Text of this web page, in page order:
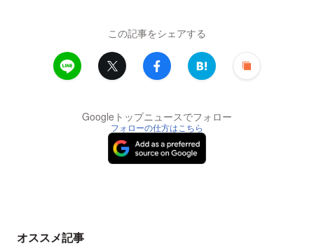
この記事をシェアする
Googleトップニュースでフォロー
フォローの仕方はこちら
オススメ記事